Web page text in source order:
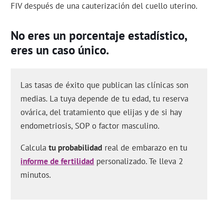
FIV después de una cauterización del cuello uterino.
No eres un porcentaje estadístico,
eres un caso único.
Las tasas de éxito que publican las clínicas son
medias. La tuya depende de tu edad, tu reserva
ovárica, del tratamiento que elijas y de si hay
endometriosis, SOP o factor masculino.
Calculatu probabilidad real de embarazo en tu
informe de fertilidad personalizado. Te lleva 2
minutos.